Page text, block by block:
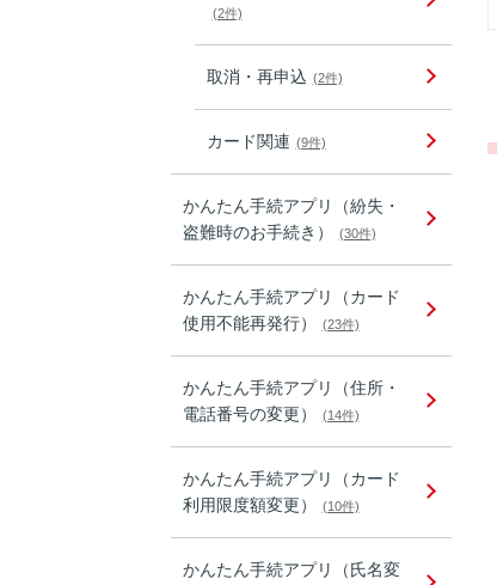
(2件)
取消・再申込 (2件)
カード関連 (9件)
かんたん手続アプリ（紛失・
盗難時のお手続き）
(30件)
かんたん手続アプリ（カード
使用不能再発行）
(23件)
かんたん手続アプリ（住所・
電話番号の変更）
(14件)
かんたん手続アプリ（カード
利用限度額変更）
(10件)
かんたん手続アプリ（氏名変